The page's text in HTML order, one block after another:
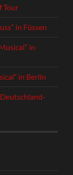
Tour
in Füssen
in
in Berlin